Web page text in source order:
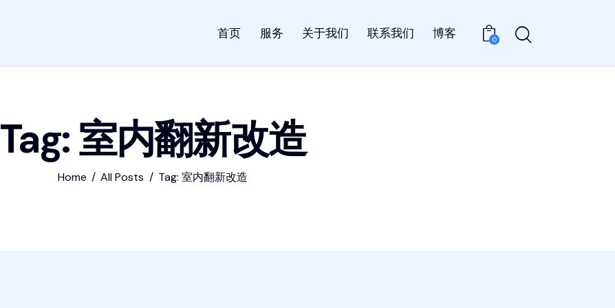
首页 服务 关于我们 联系我们 博客 0
Tag: 室内翻新改造
Home All Posts Tag: 室内翻新改造